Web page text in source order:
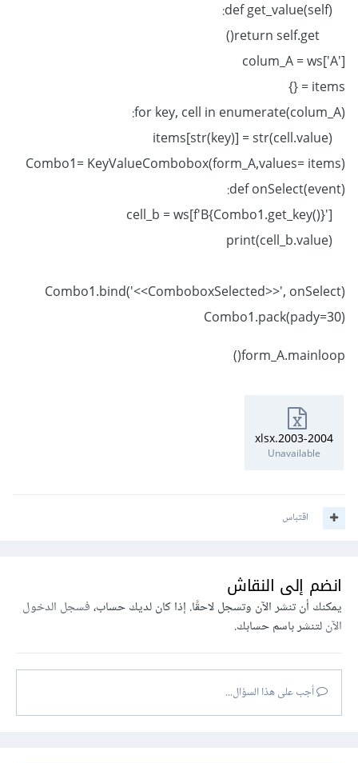
colum_A = ws['A']
items = {}
for key, cell in enumerate(colum_A):
Combo1= KeyValueCombobox(form_A,values= items)
def onSelect(event):
Combo1.bind('<<ComboboxSelected>>', onSelect)
Combo1.pack(pady=30)
form_A.mainloop()
2003-2004.xlsx
Unavailable
اقتباس
انضم إلى النقاش
يمكنك أن تنشر الآن وتسجل لاحقًا. إذا كان لديك حساب،فسجل الدخول
الآنلتنشر باسم حسابك.
أجب على هذا السؤال...